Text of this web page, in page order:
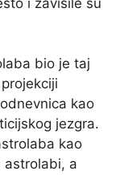
bio je taj
kao
jezgra.
kao
astrolabi, a